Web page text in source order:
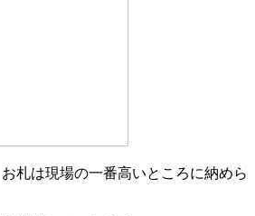
札は現場の一番高いところに納めら